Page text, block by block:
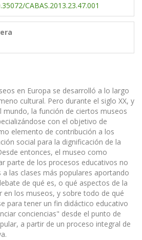
CABAS.2013.23.47.001
en Europa se desarrolló a lo largo
cultural. Pero durante el siglo XX, y
mundo, la función de ciertos museos
con el objetivo de
elemento de contribución a los
social para la dignificación de la
entonces, el museo como
parte de los procesos educativos no
las clases más populares aportando
de qué es, o qué aspectos de la
en los museos, y sobre todo de qué
para tener un fin didáctico educativo
conciencias" desde el punto de
a partir de un proceso integral de